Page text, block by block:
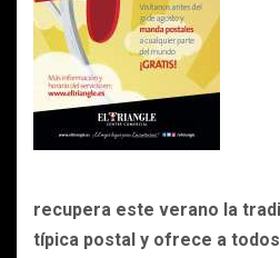
recupera este verano la
típica postal y ofrece a